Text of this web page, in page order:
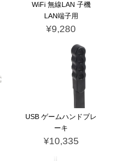
WiFi 無線LAN 子機
LAN端子用
¥9,280
USB ゲームハンドブレ
ーキ
¥10,335